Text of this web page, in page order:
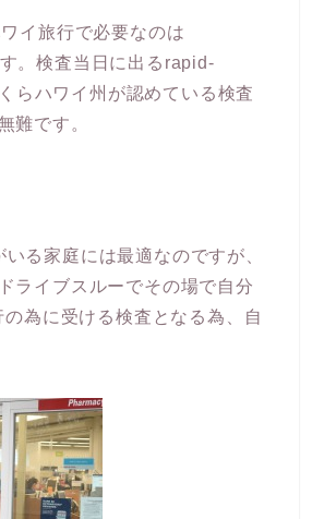
イ旅行で必要なのは
。検査当日に出るrapid-
らハワイ州が認めている検査
難です。
る家庭には最適なのですが、
ライブスルーでその場で自分
為に受ける検査となる為、自